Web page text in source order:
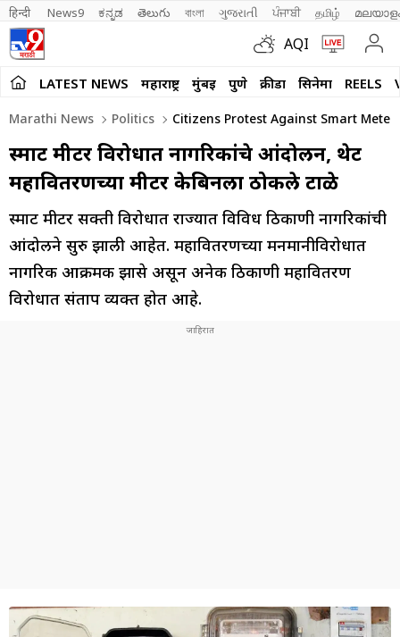
हिन्दी News9 ಕನ್ನಡ తెలుగు বাংলা ગુજરાતી ਪੰਜਾਬੀ தமிழ்
AQI
LATEST NEWS महाराष्ट्र मुंबई पुणे क्रीडा सिनेमा REELS
Marathi News Politics Citizens Protest Against Smart
स्मार्ट मीटर विरोधात नागरिकांचे आंदोलन, थेट
महावितरणच्या मीटर केबिनला ठोकले टाळे
स्मार्ट मीटर सक्ती विरोधात राज्यात विविध ठिकाणी नागरिकांची
आंदोलने सुरु झाली आहेत. महावितरणच्या मनमानीविरोधात
नागरिक आक्रमक झासे असून अनेक ठिकाणी महावितरण
विरोधात संताप व्यक्त होत आहे.